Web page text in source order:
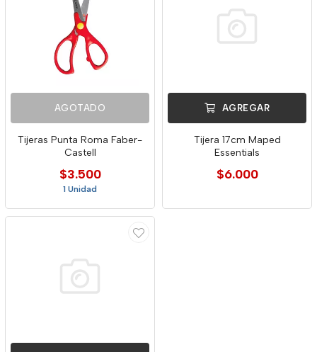
AGOTADO
Tijeras Punta Roma Faber-
Castell
$3.500
1 Unidad
AGREGAR
Tijera 17cm Maped
Essentials
$6.000